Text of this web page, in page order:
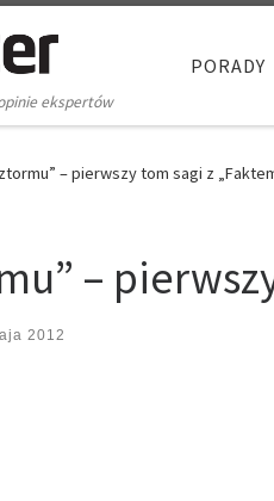
ekspertów
PORADY
– pierwszy tom sagi z
–
2012